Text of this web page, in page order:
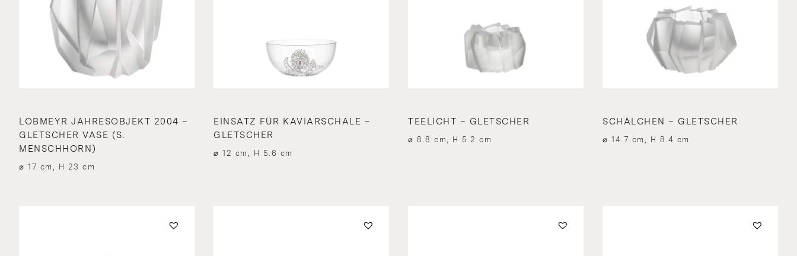
LOBMEYR JAHRESOBJEKT 2004 –
GLETSCHER VASE (S.
MENSCHHORN)
⌀ 17 cm, H 23 cm
EINSATZ FÜR KAVIARSCHALE –
GLETSCHER
⌀ 12 cm, H 5.6 cm
TEELICHT – GLETSCHER
⌀ 8.8 cm, H 5.2 cm
SCHÄLCHEN – GLETSCHER
⌀ 14.7 cm, H 8.4 cm